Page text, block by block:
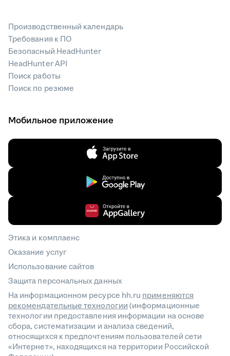
Производственный календарь
Требования к ПО
Безопасный HeadHunter
HeadHunter API
Поиск работы
Поиск по резюме
Мобильное приложение
Этика и комплаенс
Оказание услуг
Использование сайтов
Защита персональных данных
На информационном ресурсе hh.ru применяются
рекомендательные технологии(информационные
технологии предоставления информации на основе
сбора, систематизации и анализа сведений,
относящихся к предпочтениям пользователей сети
«Интернет», находящихся на территории Российской